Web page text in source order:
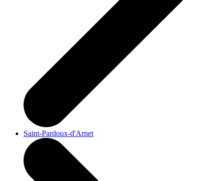
Saint-Pardoux-d'Arnet